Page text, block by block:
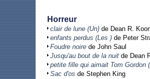
Horreur
clair de lune (Un) de Dean R.
enfants perdus (Les ) de Peter
Foudre noire de John Saul
Jusqu'au bout de la nuit de Dean
petite fille qui aimait Tom Gordon
Sac d'os de Stephen King